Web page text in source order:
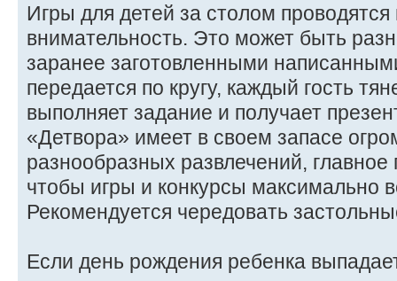
Игры для детей за столом
внимательность. Это может быть
заранее заготовленными
передается по кругу, каждый гость
выполняет задание и получает
«Детвора» имеет в своем запасе
разнообразных развлечений,
чтобы игры и конкурсы максимально
Рекомендуется чередовать
Если день рождения ребенка